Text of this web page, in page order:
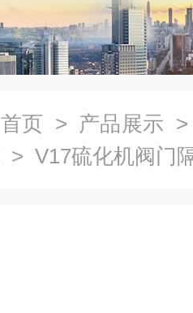
首页 > 产品展示
> V17硫化机阀门